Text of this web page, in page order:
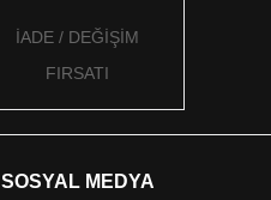
İADE / DEĞİŞİM
FIRSATI
SOSYAL MEDYA